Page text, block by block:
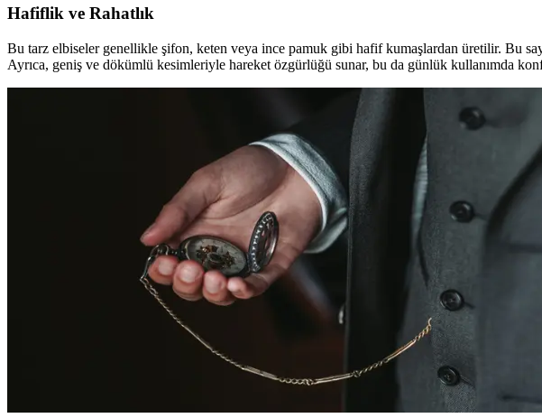
Hafiflik ve Rahatlık
Bu tarz elbiseler genellikle şifon, keten veya ince pamuk gibi hafif kumaşlardan üretilir. Bu
Ayrıca, geniş ve dökümlü kesimleriyle hareket özgürlüğü sunar, bu da günlük kullanımda